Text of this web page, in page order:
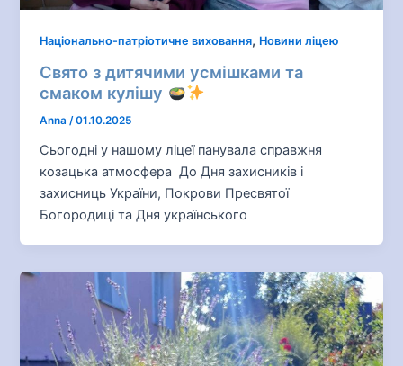
Національно-патріотичне виховання, Новини ліцею
Свято з дитячими усмішками та
смаком кулішу
Anna /01.10.2025
Сьогодні у нашому ліцеї панувала справжня
козацька атмосфера До Дня захисників і
захисниць України, Покрови Пресвятої
Богородиці та Дня українського